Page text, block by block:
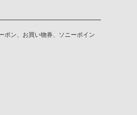
ポン、お買い物券、ソニーポイン